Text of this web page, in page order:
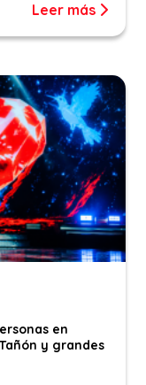
Leer más
en
y grandes